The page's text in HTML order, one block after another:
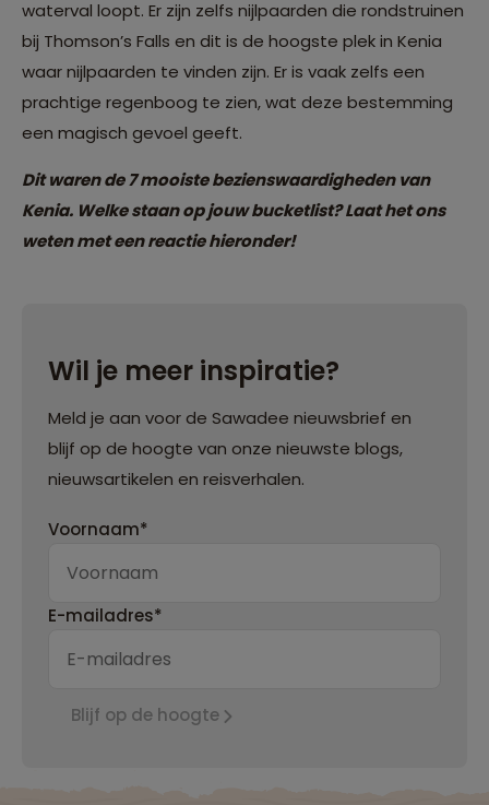
waterval loopt. Er zijn zelfs nijlpaarden die rondstruinen
bij Thomson’s Falls en dit is de hoogste plek in Kenia
waar nijlpaarden te vinden zijn. Er is vaak zelfs een
prachtige regenboog te zien, wat deze bestemming
een magisch gevoel geeft.
Dit waren de 7 mooiste bezienswaardigheden van
Kenia. Welke staan op jouw bucketlist? Laat het ons
weten met een reactie hieronder!
Wil je meer inspiratie?
Meld je aan voor de Sawadee nieuwsbrief en
blijf op de hoogte van onze nieuwste blogs,
nieuwsartikelen en reisverhalen.
Voornaam*
E-mailadres*
Blijf op de hoogte